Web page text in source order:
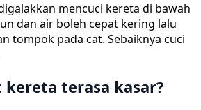
mencuci kereta di bawah
dan air boleh cepat kering lalu
tompok pada cat. Sebaiknya cuci
kereta terasa kasar?